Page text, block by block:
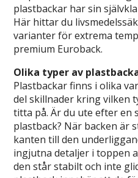
plastbackar har sin
Här hittar du
varianter för extrema
premium Euroback.
Olika typer av
Plastbackar finns i olika
del skillnader kring vilken
titta på. Är du ute efter en
plastback? När backen är
kanten till den
ingjutna detaljer i toppen
den står stabilt och inte